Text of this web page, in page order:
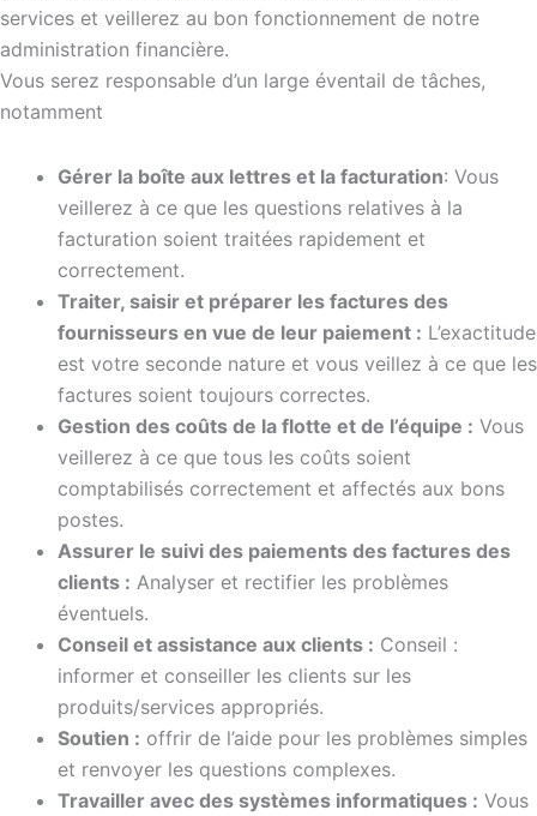
services et veillerez au bon fonctionnement de notre
administration financière.
Vous serez responsable d’un large éventail de tâches,
notamment
Gérer la boîte aux lettres et la facturation: Vous
veillerez à ce que les questions relatives à la
facturation soient traitées rapidement et
correctement.
Traiter, saisir et préparer les factures des
fournisseurs en vue de leur paiement : L’exactitude
est votre seconde nature et vous veillez à ce que les
factures soient toujours correctes.
Gestion des coûts de la flotte et de l’équipe : Vous
veillerez à ce que tous les coûts soient
comptabilisés correctement et affectés aux bons
postes.
Assurer le suivi des paiements des factures des
clients : Analyser et rectifier les problèmes
éventuels.
Conseil et assistance aux clients : Conseil :
informer et conseiller les clients sur les
produits/services appropriés.
Soutien : offrir de l’aide pour les problèmes simples
et renvoyer les questions complexes.
Travailler avec des systèmes informatiques : Vous